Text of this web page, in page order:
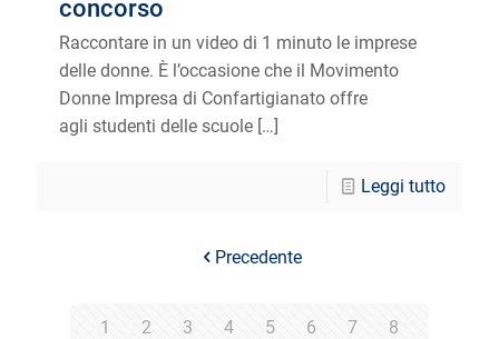
concorso
Raccontare in un video di 1 minuto le imprese
delle donne. È l’occasione che il Movimento
Donne Impresa di Confartigianato offre
agli studenti delle scuole […]
Leggi tutto
Precedente
1 2 3 4 5 6 7
8